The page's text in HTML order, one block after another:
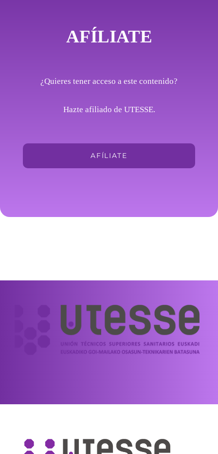
AFÍLIATE
¿Quieres tener acceso a este contenido?
Hazte afiliado de UTESSE.
AFÍLIATE